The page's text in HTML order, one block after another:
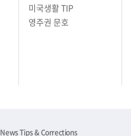
미국생활 TIP
영주권 문호
News Tips & Corrections